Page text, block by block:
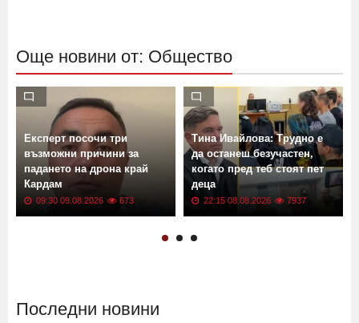
Още новини от: Общество
Експерт посочи три
възможни причини за
падането на дрона край
Кардам
09:30 09.08.2026 673
Тина Ивайлова: Трудно е
да останеш безучастен,
когато пред теб стоят пет
деца
22:15 08.08.2026 7937
Последни новини